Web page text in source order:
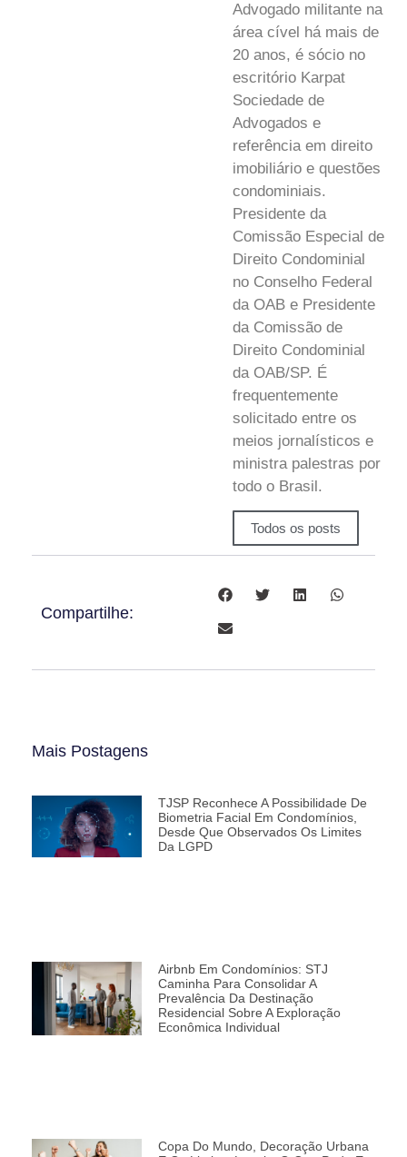
Advogado militante na
área cível há mais de
20 anos, é sócio no
escritório Karpat
Sociedade de
Advogados e
referência em direito
imobiliário e questões
condominiais.
Presidente da
Comissão Especial de
Direito Condominial
no Conselho Federal
da OAB e Presidente
da Comissão de
Direito Condominial
da OAB/SP. É
frequentemente
solicitado entre os
meios jornalísticos e
ministra palestras por
todo o Brasil.
Todos os posts
Compartilhe:
Mais Postagens
TJSP Reconhece A Possibilidade De
Biometria Facial Em Condomínios,
Desde Que Observados Os Limites
Da LGPD
Airbnb Em Condomínios: STJ
Caminha Para Consolidar A
Prevalência Da Destinação
Residencial Sobre A Exploração
Econômica Individual
Copa Do Mundo, Decoração Urbana